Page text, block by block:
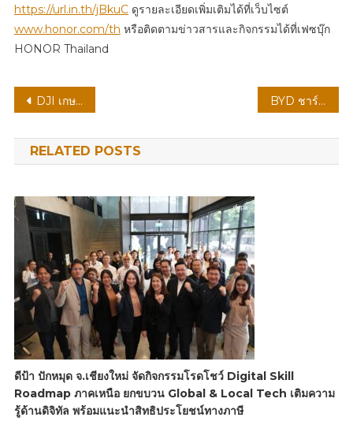
https://url.in.th/jBkuCดูรายละเอียดเพิ่มเติมได้ที่เว็บไซต์
www.honor.com/th หรือติดตามข่าวสารและกิจกรรมได้ที่เฟซบุ๊ก
HONOR Thailand
แนะแนว
เรื่อง
DJI เกษตร เปิดตัวโดรน Agras T55 และ T100 ระบบแบตเตอรี่คู่ ในประเทศไทย ณ งาน AGRITECHNICA Asia 2026 BYD ชาร์จฝันพลังบอลไทย เปิดพื้นที่แห่งโอกาสและแรงบันดาลใจให้เยาวชนไทย ผ่านโครงการ “Football Clinic BYD Drive the Dream ชาร์จฝันพลังบอลไทย”
RELATED POSTS
ดีป้า ปักหมุด จ.เชียงใหม่ จัดกิจกรรมโรดโชว์ Digital Skill
Roadmap ภาคเหนือ ยกขบวน Global & Local Tech เติมความ
รู้ด้านดิจิทัล พร้อมแนะนำสิทธิประโยชน์ทางภาษี